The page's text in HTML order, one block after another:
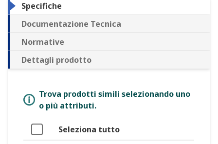
Specifiche
Documentazione Tecnica
Normative
Dettagli prodotto
Trova prodotti simili selezionando uno
o più attributi.
Seleziona tutto